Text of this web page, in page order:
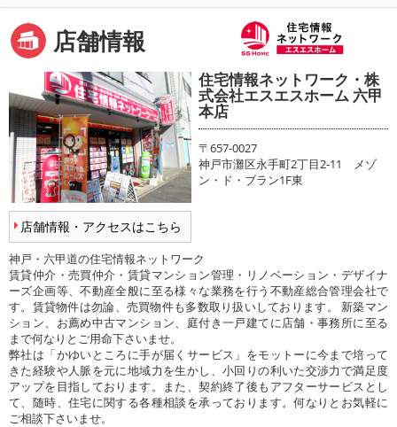
店舗情報
店舗情報・アクセスはこちら
住宅情報ネットワーク・株
式会社エスエスホーム 六甲
本店
〒657-0027
神戸市灘区永手町2丁目2-11 メゾ
ン・ド・ブラン1F東
神戸・六甲道の住宅情報ネットワーク
賃貸仲介・売買仲介・賃貸マンション管理・リノベーション・デザイナ
ーズ企画等、不動産全般に至る様々な業務を行う不動産総合管理会社で
す。賃貸物件は勿論、売買物件も多数取り扱いしております。 新築マン
ション、お薦め中古マンション、庭付き一戸建てに店舗・事務所に至る
まで何なりとご用命下さいませ。
弊社は「かゆいところに手が届くサービス」をモットーに今まで培って
きた経験や人脈を元に地域力を生かし、小回りの利いた交渉力で満足度
アップを目指しております。また、契約終了後もアフターサービスとし
て、随時、住宅に関する各種相談を承っております。何なりとお気軽に
ご相談下さいませ。